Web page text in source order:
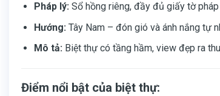
Pháp lý: Sổ hồng riêng, đầy đủ giấy tờ
Hướng: Tây Nam – đón gió và ánh nắng tự
Mô tả: Biệt thự có tầng hầm, view đẹp ra
Điểm nổi bật của biệt thự: